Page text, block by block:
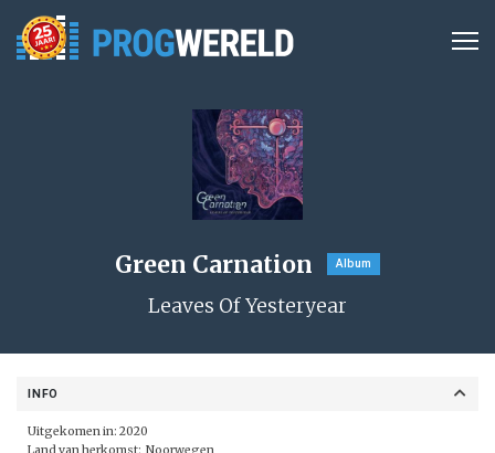
Green Carnation Album
Leaves Of Yesteryear
INFO
Uitgekomen in: 2020
Land van herkomst: Noorwegen